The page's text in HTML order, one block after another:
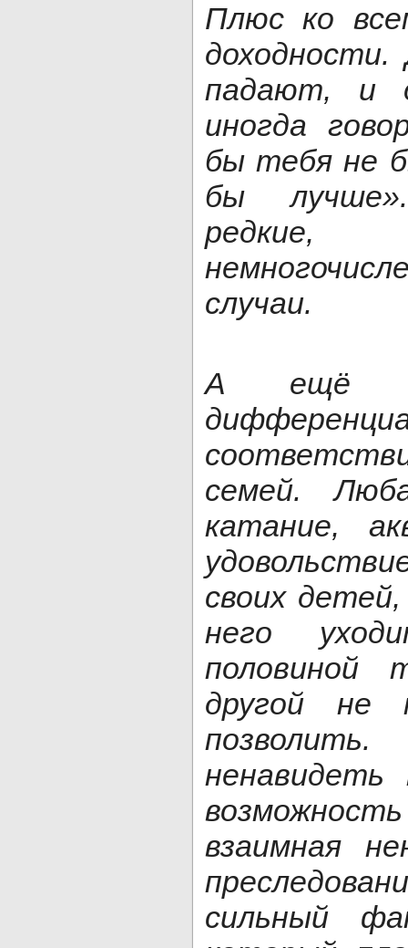
Плюс ко
падают, и
иногда
бы тебя не
бы
случаи.
А ещё
семей.
катание,
своих
него
половиной
другой не
взаимная
сильный